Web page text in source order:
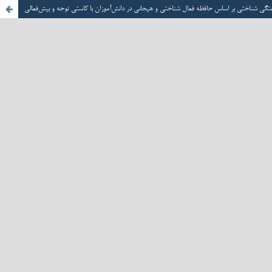
شناختی بر اساس حافظه فعال شناختی و هیجانی در دانش‌آموزان با کاستی توجه و بیش‌فعالی